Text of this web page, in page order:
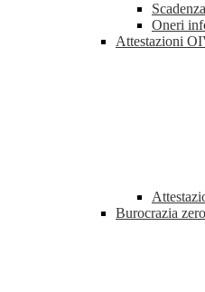
Oneri
Attestazioni
Burocrazia zero